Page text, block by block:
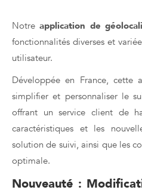
Notreapplication de
fonctionnalités diverses et
utilisateur.
Développée en France, cette
simplifier et personnaliser le
offrant un service client de
caractéristiques et les
solution de suivi, ainsi que les
optimale.
Nouveauté :